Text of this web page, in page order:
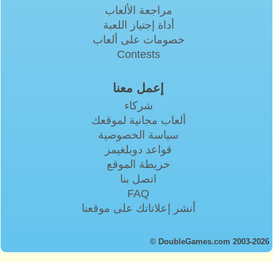
مراجعة الألعاب
أداة إجتياز اللعبة
خصومات على ألعاب
Contests
إعمل معنا
شركاء
ألعاب مجانية لموقعك
سياسة الخصوصية
قواعد دوبلغيمز
خريطة الموقع
اتصل بنا
FAQ
أنشر إعلاناتك على موقعنا
© DoubleGames.com 2003-2026